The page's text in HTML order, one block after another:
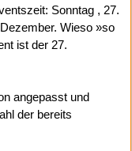
Sonntag , 27.
Wieso »so
ist der 27.
angepasst und
der bereits